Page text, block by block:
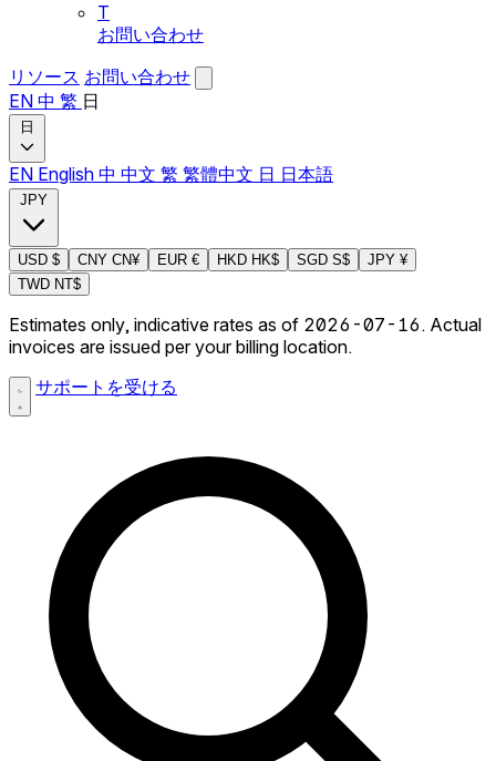
T
お問い合わせ
リソース お問い合わせ
EN 中 繁 日
日
EN English 中 中文 繁 繁體中文 日 日本語
JPY
USD $ CNY CN¥ EUR € HKD HK$ SGD S$ JPY ¥
TWD NT$
Estimates only, indicative rates as of 2026-07-16. Actual
invoices are issued per your billing location.
サポートを受ける